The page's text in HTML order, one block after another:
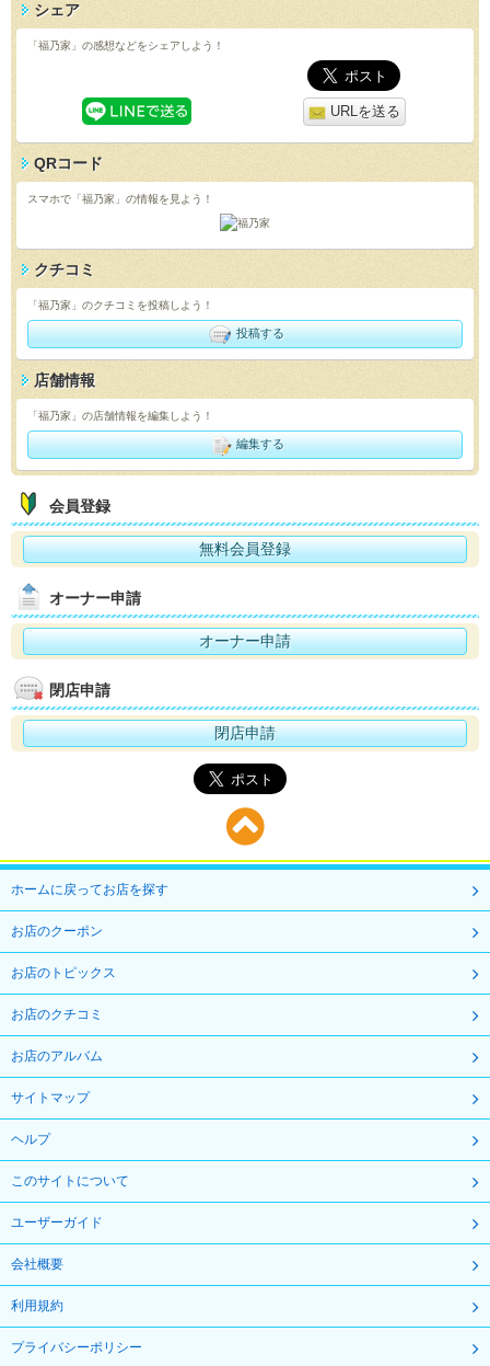
シェア
「福乃家」の感想などをシェアしよう！
URLを送る
QRコード
スマホで「福乃家」の情報を見よう！
クチコミ
「福乃家」のクチコミを投稿しよう！
投稿する
店舗情報
「福乃家」の店舗情報を編集しよう！
編集する
会員登録
無料会員登録
オーナー申請
オーナー申請
閉店申請
閉店申請
ホームに戻ってお店を探す
お店のクーポン
お店のトピックス
お店のクチコミ
お店のアルバム
サイトマップ
ヘルプ
このサイトについて
ユーザーガイド
会社概要
利用規約
プライバシーポリシー